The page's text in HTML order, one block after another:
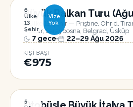
6
Ülke
13
Şehir
Vize
Yok
Büyük Balkan Turu
6 Ülke 13 Şehir — Priştine, Ohrid,
Mostar, Saraybosna, Belgrad, Üsküp
7 gece 22–29 Ağu 2026
KIŞI BAŞI
€975
5